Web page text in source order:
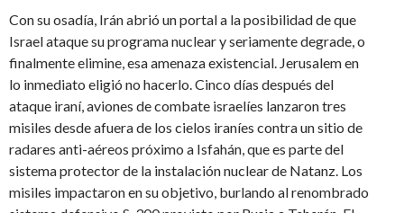
Con su osadía, Irán abrió un portal a la posibilidad de que
Israel ataque su programa nuclear y seriamente degrade, o
finalmente elimine, esa amenaza existencial. Jerusalem en
lo inmediato eligió no hacerlo. Cinco días después del
ataque iraní, aviones de combate israelíes lanzaron tres
misiles desde afuera de los cielos iraníes contra un sitio de
radares anti-aéreos próximo a Isfahán, que es parte del
sistema protector de la instalación nuclear de Natanz. Los
misiles impactaron en su objetivo, burlando al renombrado